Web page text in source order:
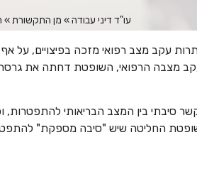
עו"ד דיני עבודה» מן התקשורת»
עקב מצב רפואי מזכה בפיצויים,
מצבה הרפואי, השופטת דחתה את
סיבתי בין המצב הבריאותי להתפטרות,
החליטה שיש "סיבה מספקת"